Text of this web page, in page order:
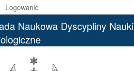
Logowanie
Naukowa Dyscypliny Nauki